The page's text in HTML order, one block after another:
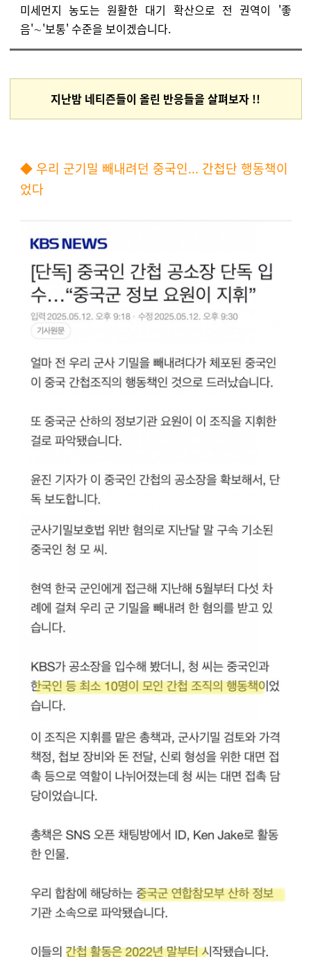
미세먼지 농도는 원활한 대기 확산으로 전 권역이 '좋
음'∼'보통' 수준을 보이겠습니다.
지난밤 네티즌들이 올린 반응들을 살펴보자 !!
◆ 우리 군기밀 빼내려던 중국인... 간첩단 행동책이
었다